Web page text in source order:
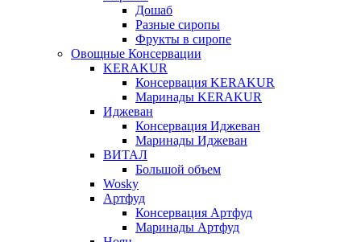
Дошаб
Разные сиропы
Фрукты в сиропе
Овощные Консервации
KERAKUR
Консервация KERAKUR
Маринады KERAKUR
Иджеван
Консервация Иджеван
Маринады Иджеван
ВИТАЛ
Большой объем
Wosky
Артфуд
Консервация Артфуд
Маринады Артфуд